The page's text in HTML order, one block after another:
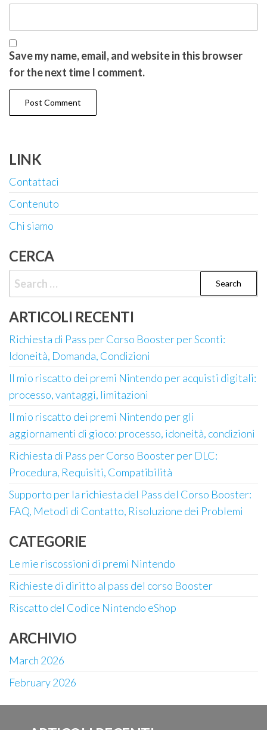
Save my name, email, and website in this browser
for the next time I comment.
LINK
Contattaci
Contenuto
Chi siamo
CERCA
Search
for:
ARTICOLI RECENTI
Richiesta di Pass per Corso Booster per Sconti:
Idoneità, Domanda, Condizioni
Il mio riscatto dei premi Nintendo per acquisti digitali:
processo, vantaggi, limitazioni
Il mio riscatto dei premi Nintendo per gli
aggiornamenti di gioco: processo, idoneità, condizioni
Richiesta di Pass per Corso Booster per DLC:
Procedura, Requisiti, Compatibilità
Supporto per la richiesta del Pass del Corso Booster:
FAQ, Metodi di Contatto, Risoluzione dei Problemi
CATEGORIE
Le mie riscossioni di premi Nintendo
Richieste di diritto al pass del corso Booster
Riscatto del Codice Nintendo eShop
ARCHIVIO
March 2026
February 2026